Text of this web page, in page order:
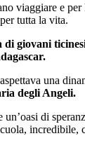
viaggiare e
tutta la vita.
giovani
una
degli Angeli.
un’oasi di
incredibile,